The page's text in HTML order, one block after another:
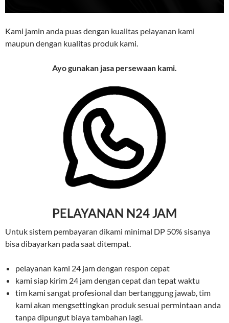
Kami jamin anda puas dengan kualitas pelayanan kami
maupun dengan kualitas produk kami.
Ayo gunakan jasa persewaan kami.
PELAYANAN N24 JAM
Untuk sistem pembayaran dikami minimal DP 50% sisanya
bisa dibayarkan pada saat ditempat.
pelayanan kami 24 jam dengan respon cepat
kami siap kirim 24 jam dengan cepat dan tepat waktu
tim kami sangat profesional dan bertanggung jawab, tim
kami akan mengsettingkan produk sesuai permintaan anda
tanpa dipungut biaya tambahan lagi.